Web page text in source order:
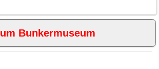
Bunkermuseum